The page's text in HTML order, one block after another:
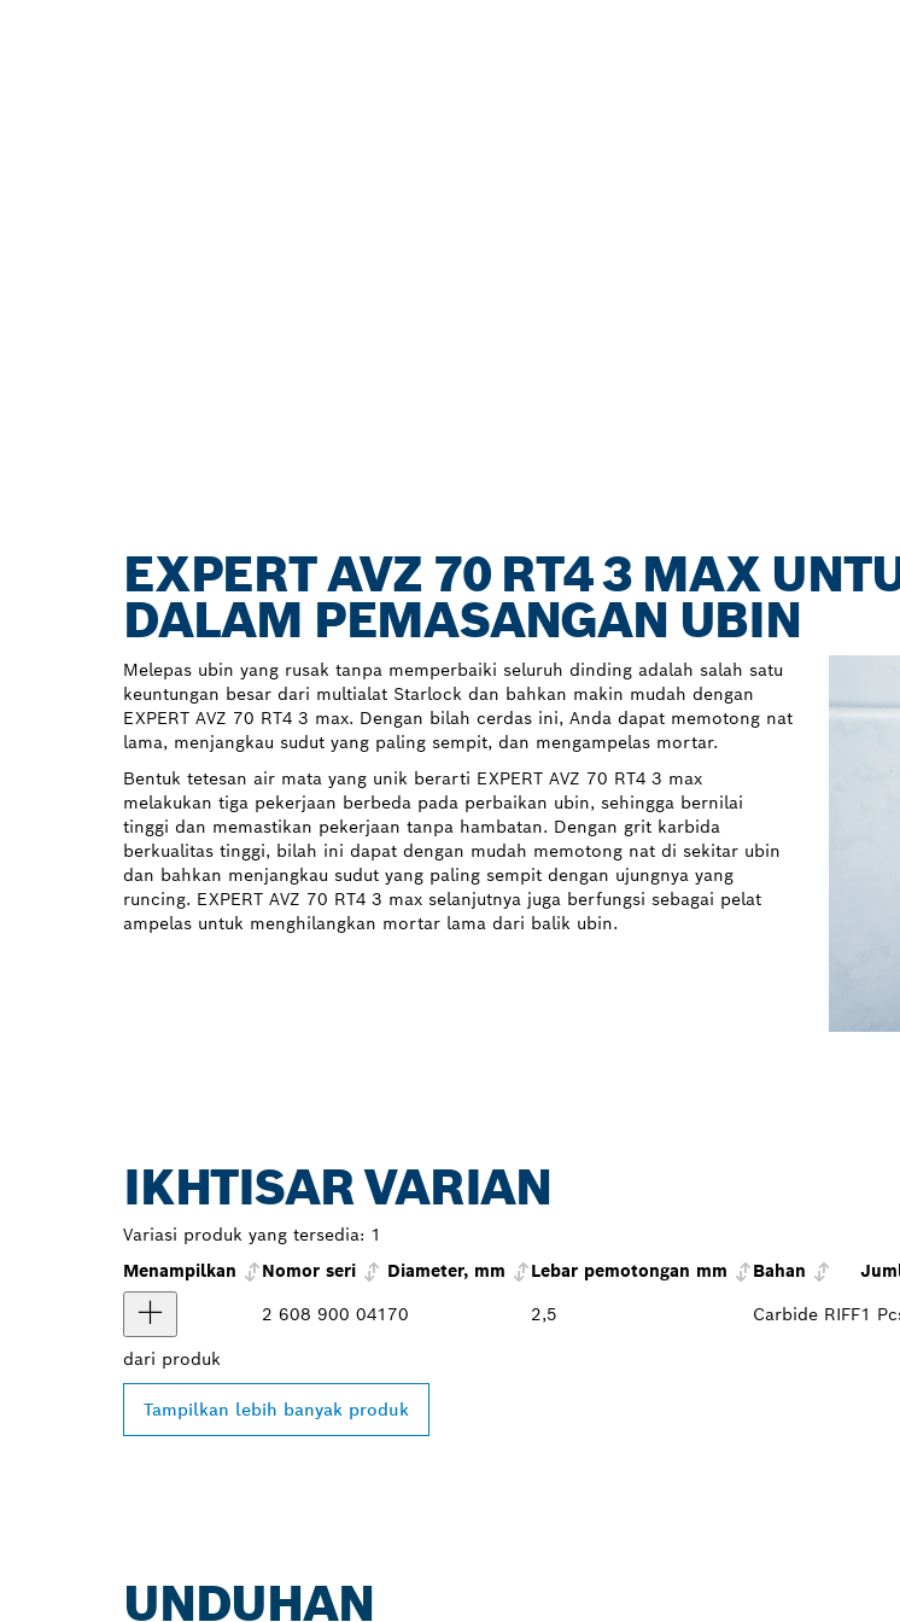
EXPERT AVZ 70 RT4 3 MAX
DALAM PEMASANGAN UBIN
Melepas ubin yang rusak tanpa memperbaiki seluruh dinding adalah salah satu
keuntungan besar dari multialat Starlock dan bahkan makin mudah dengan
EXPERT AVZ 70 RT4 3 max. Dengan bilah cerdas ini, Anda dapat memotong nat
lama, menjangkau sudut yang paling sempit, dan mengampelas mortar.
Bentuk tetesan air mata yang unik berarti EXPERT AVZ 70 RT4 3 max
melakukan tiga pekerjaan berbeda pada perbaikan ubin, sehingga bernilai
tinggi dan memastikan pekerjaan tanpa hambatan. Dengan grit karbida
berkualitas tinggi, bilah ini dapat dengan mudah memotong nat di sekitar ubin
dan bahkan menjangkau sudut yang paling sempit dengan ujungnya yang
runcing. EXPERT AVZ 70 RT4 3 max selanjutnya juga berfungsi sebagai pelat
ampelas untuk menghilangkan mortar lama dari balik ubin.
IKHTISAR VARIAN
Variasi produk yang tersedia: 1
Menampilkan
Nomor seri Diameter, mm Lebar pemotongan mm Bahan
2 608 900 041 70 2,5 Carbide RIFF1
dari produk
Tampilkan lebih banyak produk
UNDUHAN